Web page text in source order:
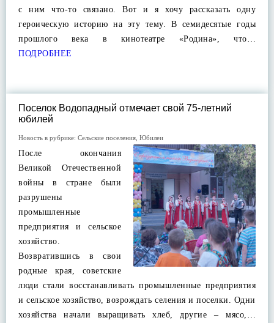
с ним что-то связано. Вот и я хочу рассказать одну
героическую историю на эту тему. В семидесятые годы
прошлого века в кинотеатре «Родина», что…
ПОДРОБНЕЕ
Поселок Водопадный отмечает свой 75-летний
юбилей
Новость в рубрике: Сельские поселения Юбилеи
После окончания
Великой Отечественной
войны в стране были
разрушены
промышленные
предприятия и сельское
хозяйство.
Возвратившись в свои
родные края, советские
люди стали восстанавливать промышленные предприятия
и сельское хозяйство, возрождать селения и поселки. Одни
хозяйства начали выращивать хлеб, другие – мясо,…